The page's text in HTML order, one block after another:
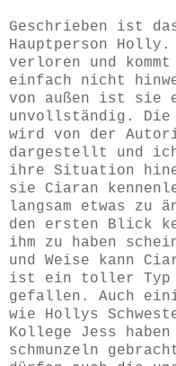
Geschrieben ist
Hauptperson
verloren und
einfach nicht
von außen ist sie
unvollständig.
wird von der
dargestellt und
ihre Situation
sie Ciaran
langsam etwas zu
den ersten Blick
ihm zu haben
und Weise kann
ist ein toller Typ
gefallen. Auch
wie Hollys
Kollege Jess
schmunzeln